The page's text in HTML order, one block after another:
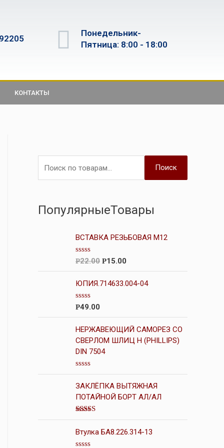
Понедельник-
Пятница: 8:00 - 18:00
КОНТАКТЫ
Поиск
ПопулярныеТовары
ВСТАВКА РЕЗЬБОВАЯ М12
О
н
а
0
з
5
Р22.00 Р15.00
ЮПИЯ.714633.004-04
О
н
к
а
0
з
5
Р49.00
НЕРЖАВЕЮЩИЙ САМОРЕЗ СО
СВЕРЛОМ ШЛИЦ Н (PHILLIPS)
DIN 7504
О
ц
е
н
а
0
з
5
ЗАКЛЁПКА ВЫТЯЖНАЯ
ПОТАЙНОЙ БОРТ АЛ/АЛ
Оценка
4.00
из 5
Втулка БА8.226.314-13